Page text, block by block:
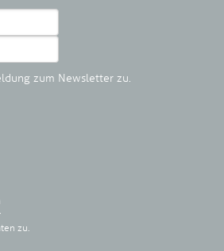
zum Newsletter zu.
zu.